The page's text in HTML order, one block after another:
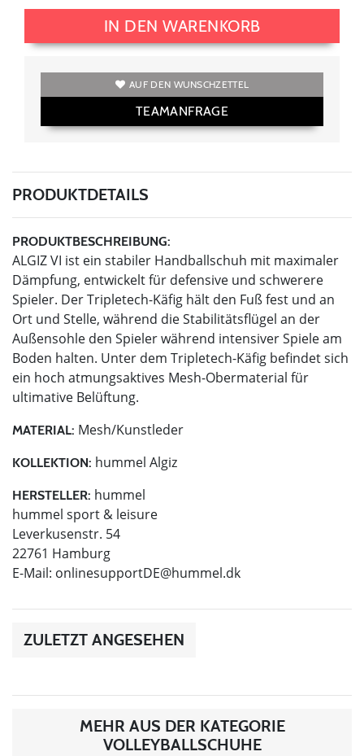
IN DEN WARENKORB
AUF DEN WUNSCHZETTEL
TEAMANFRAGE
PRODUKTDETAILS
PRODUKTBESCHREIBUNG:
ALGIZ VI ist ein stabiler Handballschuh mit maximaler
Dämpfung, entwickelt für defensive und schwerere
Spieler. Der Tripletech-Käfig hält den Fuß fest und an
Ort und Stelle, während die Stabilitätsflügel an der
Außensohle den Spieler während intensiver Spiele am
Boden halten. Unter dem Tripletech-Käfig befindet sich
ein hoch atmungsaktives Mesh-Obermaterial für
ultimative Belüftung.
MATERIAL: Mesh/Kunstleder
KOLLEKTION: hummel Algiz
HERSTELLER: hummel
hummel sport & leisure
Leverkusenstr. 54
22761 Hamburg
E-Mail: onlinesupportDE@hummel.dk
ZULETZT ANGESEHEN
MEHR AUS DER KATEGORIE
VOLLEYBALLSCHUHE